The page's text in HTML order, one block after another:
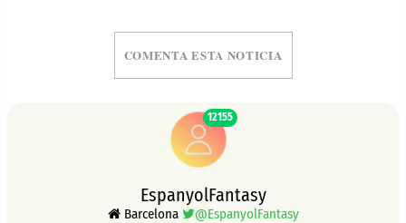
COMENTA ESTA NOTICIA
12155
EspanyolFantasy
Barcelona @EspanyolFantasy